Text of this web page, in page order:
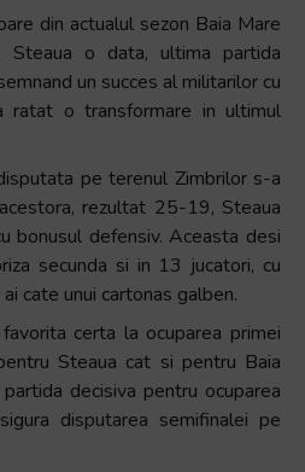
din actualul sezon Baia Mare
o data, ultima partida
un succes al militarilor cu
o transformare in ultimul
pe terenul Zimbrilor s-a
rezultat 25-19, Steaua
bonusul defensiv. Aceasta desi
secunda si in 13 jucatori, cu
cate unui cartonas galben.
certa la ocuparea primei
Steaua cat si pentru Baia
decisiva pentru ocuparea
disputarea semifinalei pe